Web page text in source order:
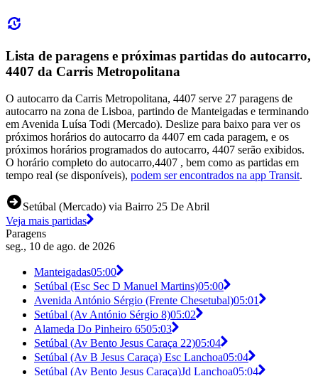
Lista de paragens e próximas partidas do autocarro,
4407 da Carris Metropolitana
O autocarro da Carris Metropolitana, 4407 serve 27 paragens de
autocarro na zona de Lisboa, partindo de Manteigadas e terminando
em Avenida Luísa Todi (Mercado). Deslize para baixo para ver os
próximos horários do autocarro da 4407 em cada paragem, e os
próximos horários programados do autocarro, 4407 serão exibidos.
O horário completo do autocarro,4407 , bem como as partidas em
tempo real (se disponíveis), podem ser encontrados na app Transit.
Setúbal (Mercado) via Bairro 25 De Abril
Veja mais partidas
Paragens
seg., 10 de ago. de 2026
Manteigadas05:00
Setúbal (Esc Sec D Manuel Martins)05:00
Avenida António Sérgio (Frente Chesetubal)05:01
Setúbal (Av António Sérgio 8)05:02
Alameda Do Pinheiro 6505:03
Setúbal (Av Bento Jesus Caraça 22)05:04
Setúbal (Av B Jesus Caraça) Esc Lanchoa05:04
Setúbal (Av Bento Jesus Caraça)Jd Lanchoa05:04